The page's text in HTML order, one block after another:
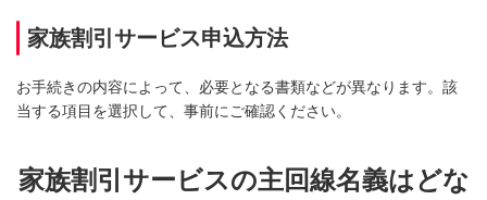
家族割引サービス申込方法
お手続きの内容によって、必要となる書類などが異なります。該
当する項目を選択して、事前にご確認ください。
家族割引サービスの主回線名義はどな